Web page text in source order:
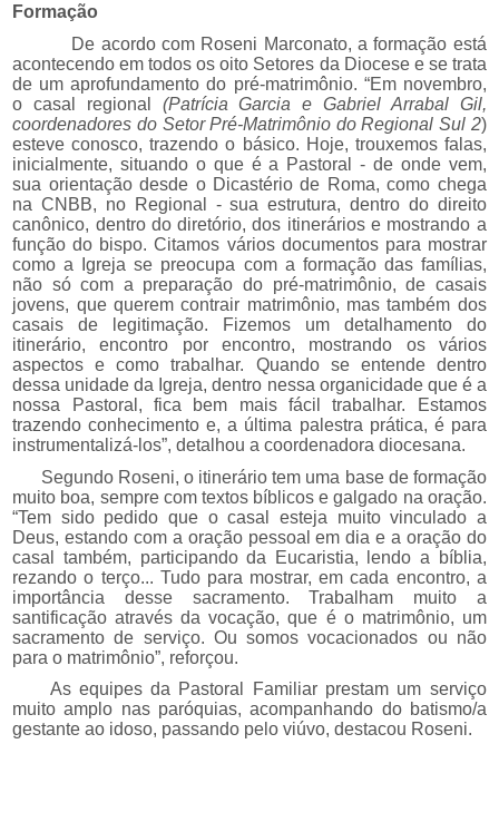
Formação
De acordo com Roseni Marconato, aformação está
acontecendo em todos os oito Setores da Diocese e se trata
de um aprofundamento do pré-matrimônio. “Em novembro,
o casal regional (Patrícia Garcia e Gabriel Arrabal Gil,
coordenadores do Setor Pré-Matrimônio do Regional Sul 2)
esteve conosco, trazendo o básico. Hoje, trouxemos falas,
inicialmente, situando o que é a Pastoral - de onde vem,
sua orientação desde o Dicastério de Roma, como chega
na CNBB, no Regional - sua estrutura, dentro do direito
canônico, dentro do diretório, dos itinerários e mostrando a
função do bispo. Citamos vários documentos para mostrar
como a Igreja se preocupa com a formação das famílias,
não só com a preparação do pré-matrimônio, de casais
jovens, que querem contrair matrimônio, mas também dos
casais de legitimação. Fizemos um detalhamento do
itinerário, encontro por encontro, mostrando os vários
aspectos e como trabalhar. Quando se entende dentro
dessa unidade da Igreja, dentro nessa organicidade que é a
nossa Pastoral, fica bem mais fácil trabalhar. Estamos
trazendo conhecimento e, a última palestra prática, é para
instrumentalizá-los”, detalhou a coordenadora diocesana.
Segundo Roseni, o itinerário tem uma base de formação
muito boa, sempre com textos bíblicos e galgado na oração.
“Tem sido pedido que o casal esteja muito vinculado a
Deus, estando com a oração pessoal em dia e a oração do
casal também, participando da Eucaristia, lendo a bíblia,
rezando o terço... Tudo para mostrar, em cada encontro, a
importância desse sacramento. Trabalham muito a
santificação através da vocação, que é o matrimônio, um
sacramento de serviço. Ou somos vocacionados ou não
para o matrimônio”, reforçou.
As equipes da Pastoral Familiar prestam um serviço
muito amplo nas paróquias, acompanhando do batismo/a
gestante ao idoso, passando pelo viúvo, destacou Roseni.